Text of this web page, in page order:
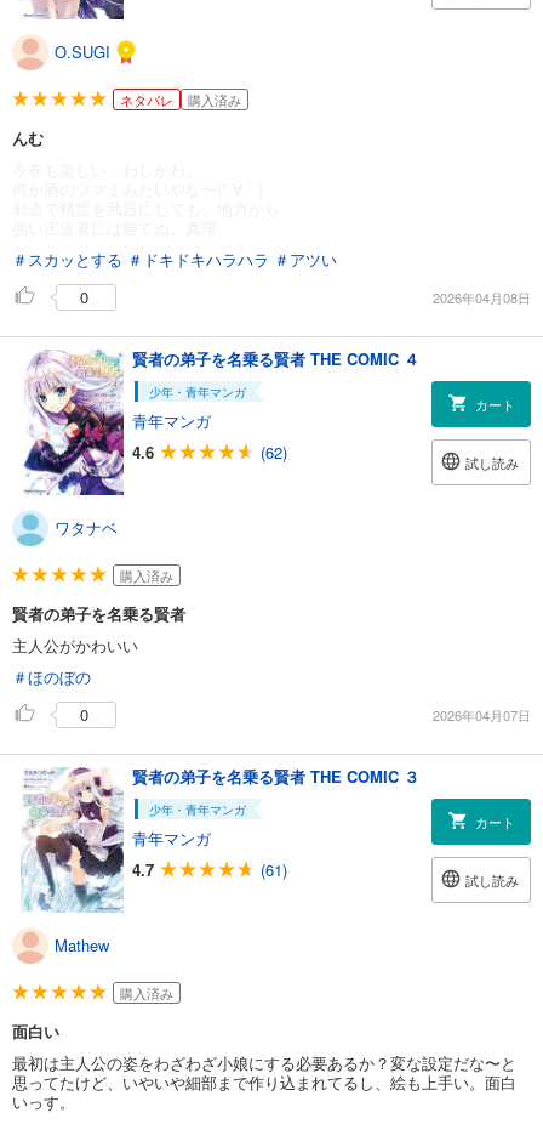
O.SUGI
ネタバレ 購入済み
んむ
＃スカッとする ＃ドキドキハラハラ ＃アツい
0
2026年04月08日
賢者の弟子を名乗る賢者 THE COMIC ４
少年・青年マンガ
青年マンガ
4.6
(62)
カート
試し読み
ワタナベ
購入済み
賢者の弟子を名乗る賢者
主人公がかわいい
＃ほのぼの
0
2026年04月07日
賢者の弟子を名乗る賢者 THE COMIC ３
少年・青年マンガ
青年マンガ
4.7
(61)
カート
試し読み
Mathew
購入済み
面白い
最初は主人公の姿をわざわざ小娘にする必要あるか？変な設定だな〜と
思ってたけど、いやいや細部まで作り込まれてるし、絵も上手い。面白
いっす。